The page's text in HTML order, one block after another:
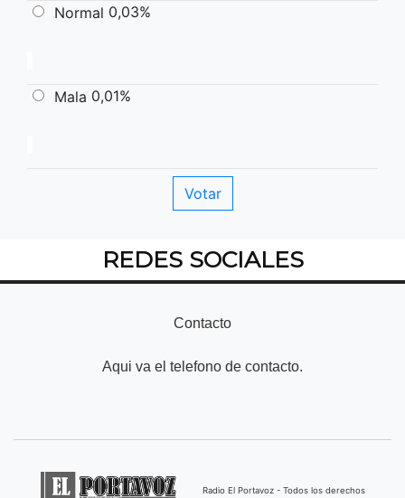
Normal 0,03%
Mala 0,01%
REDES SOCIALES
Contacto
Aqui va el telefono de contacto.
Radio El Portavoz - Todos los derechos